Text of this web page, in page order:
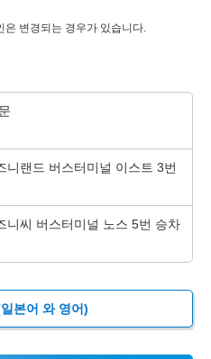
변경되는 경우가 있습니다.
니랜드 버스터미널 이스트 3번
니씨 버스터미널 노스 5번 승차
본어 와 영어)